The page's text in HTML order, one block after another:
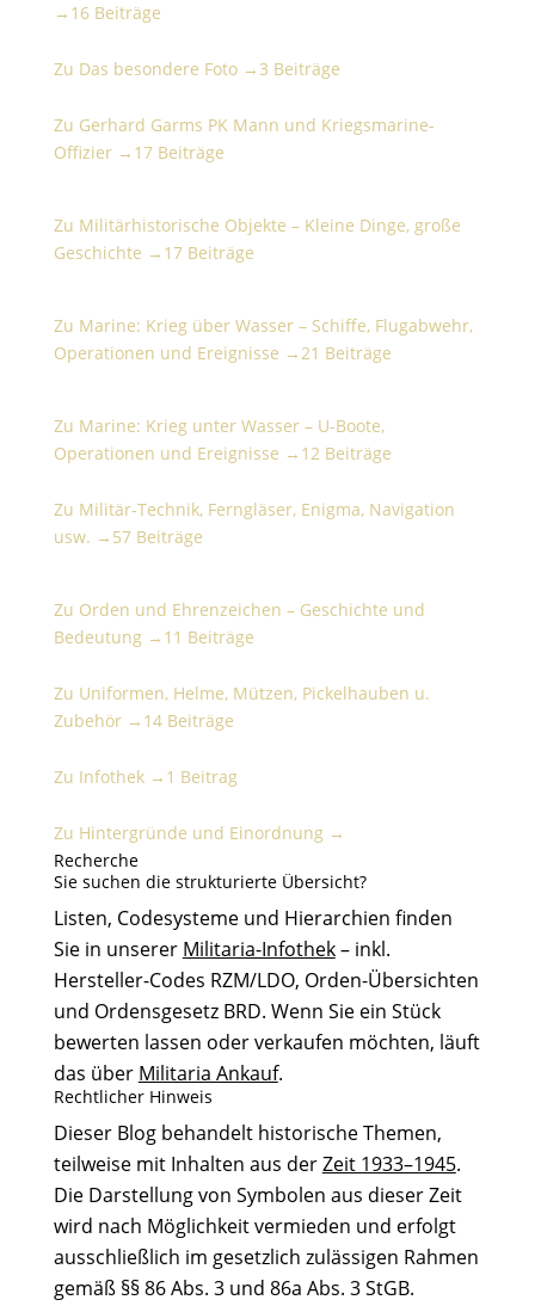
→ 16 Beiträge
Zu Das besondere Foto → 3 Beiträge
Zu Gerhard Garms PK Mann und Kriegsmarine-
Offizier → 17 Beiträge
Zu Militärhistorische Objekte – Kleine Dinge, große
Geschichte → 17 Beiträge
Zu Marine: Krieg über Wasser – Schiffe, Flugabwehr,
Operationen und Ereignisse →21 Beiträge
Zu Marine: Krieg unter Wasser – U-Boote,
Operationen und Ereignisse → 12 Beiträge
Zu Militär-Technik, Ferngläser, Enigma, Navigation
usw. → 57 Beiträge
Zu Orden und Ehrenzeichen – Geschichte und
Bedeutung → 11 Beiträge
Zu Uniformen, Helme, Mützen, Pickelhauben u.
Zubehör → 14 Beiträge
Zu Infothek → 1 Beitrag
Zu Hintergründe und Einordnung →
Recherche
Sie suchen die strukturierte Übersicht?
Listen, Codesysteme und Hierarchien finden
Sie in unserer Militaria-Infothek– inkl.
Hersteller-Codes RZM/LDO, Orden-Übersichten
und Ordensgesetz BRD. Wenn Sie ein Stück
bewerten lassen oder verkaufen möchten, läuft
das über Militaria Ankauf.
Rechtlicher Hinweis
Dieser Blog behandelt historische Themen,
teilweise mit Inhalten aus derZeit 1933–1945.
Die Darstellung von Symbolen aus dieser Zeit
wird nach Möglichkeit vermieden und erfolgt
ausschließlich im gesetzlich zulässigen Rahmen
gemäß §§ 86 Abs. 3 und 86a Abs. 3 StGB.